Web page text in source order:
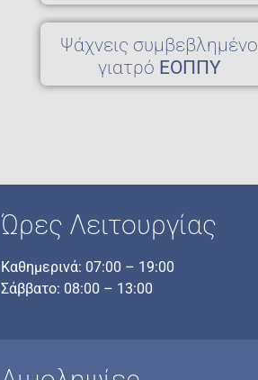
Ψάχνεις συμβεβλημένο
γιατρό ΕΟΠΠΥ
Ώρες Λειτουργίας
Καθημερινά: 07:00 – 19:00
Σάββατο: 08:00 – 13:00